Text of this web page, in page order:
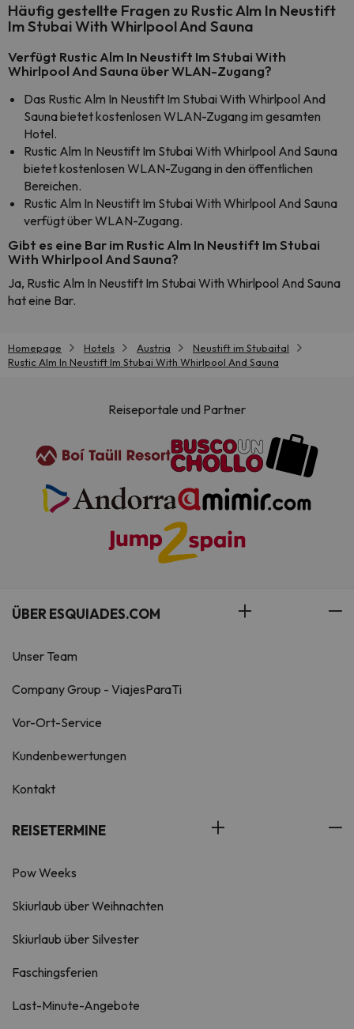
Häufig gestellte Fragen zu Rustic Alm In Neustift
Im Stubai With Whirlpool And Sauna
Verfügt Rustic Alm In Neustift Im Stubai With
Whirlpool And Sauna über WLAN-Zugang?
Das Rustic Alm In Neustift Im Stubai With Whirlpool And
Sauna bietet kostenlosen WLAN-Zugang im gesamten
Hotel.
Rustic Alm In Neustift Im Stubai With Whirlpool And Sauna
bietet kostenlosen WLAN-Zugang in den öffentlichen
Bereichen.
Rustic Alm In Neustift Im Stubai With Whirlpool And Sauna
verfügt über WLAN-Zugang.
Gibt es eine Bar im Rustic Alm In Neustift Im Stubai
With Whirlpool And Sauna?
Ja, Rustic Alm In Neustift Im Stubai With Whirlpool And Sauna
hat eine Bar.
Homepage Hotels Austria
Neustift im Stubaital
Rustic Alm In Neustift Im Stubai With Whirlpool And Sauna
Reiseportale und Partner
ÜBER ESQUIADES.COM
Unser Team
Company Group - ViajesParaTi
Vor-Ort-Service
Kundenbewertungen
Kontakt
REISETERMINE
Pow Weeks
Skiurlaub über Weihnachten
Skiurlaub über Silvester
Faschingsferien
Last-Minute-Angebote